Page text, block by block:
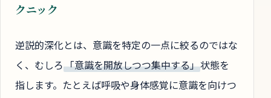
クニック
逆説的深化とは、意識を特定の一点に絞るのではな
く、むしろ「意識を開放しつつ集中する」状態を
指します。たとえば呼吸や身体感覚に意識を向けつ